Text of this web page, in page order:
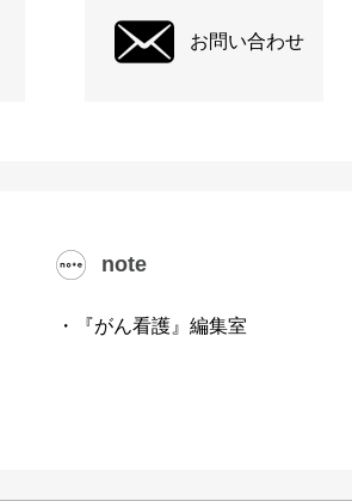
お問い合わせ
note
・『がん看護』編集室